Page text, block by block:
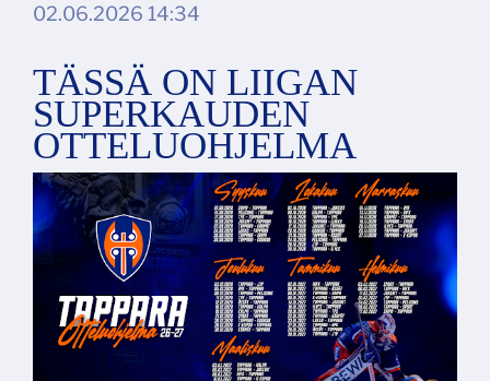
02.06.2026 14:34
TÄSSÄ ON LIIGAN
SUPERKAUDEN
OTTELUOHJELMA